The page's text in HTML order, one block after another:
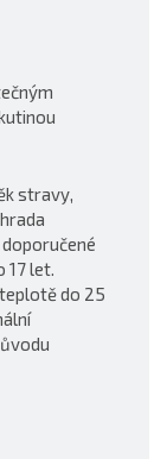
stravy,
17 let.
do 25